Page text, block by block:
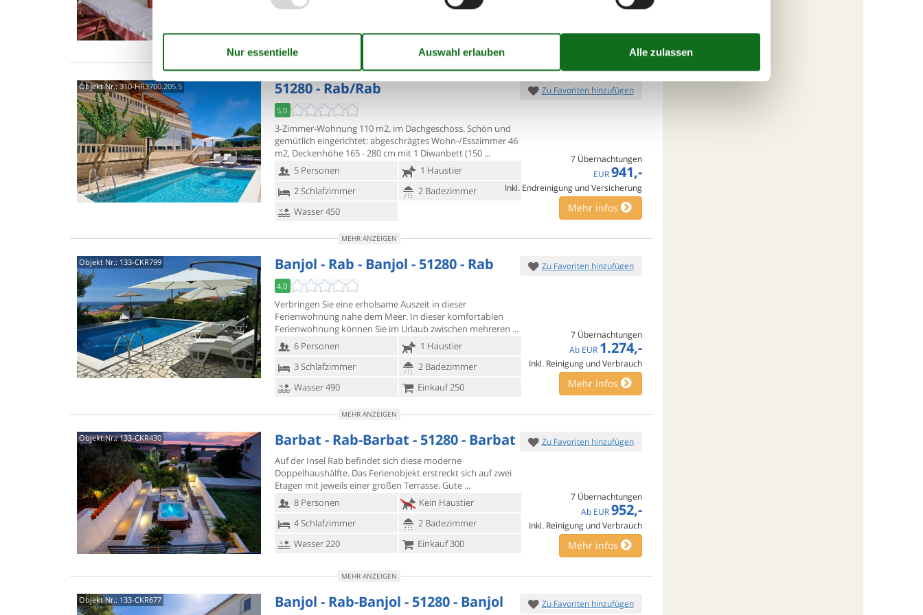
4 Schlafzimmer
8 Badezimmer
Wasser 200
Inkl. Endreinigung
Mehr infos
Objekt Nr.:310-HR3700.205.5 51280 - Rab/Rab
5,0
3-Zimmer-Wohnung 110 m2, im Dachgeschoss. Schön und
gemütlich eingerichtet:abgeschrägtes Wohn-/Esszimmer 46
m2, Deckenhöhe 165 - 280 cm mit 1 Diwanbett (150
5 Personen
1 Haustier
2 Schlafzimmer
2 Badezimmer
Wasser 450
Zu Favoriten hinzufügen
7 Übernachtungen
EUR 941,-
Inkl. Endreinigung und Versicherung
Mehr infos
MEHR ANZEIGEN
Objekt Nr.: 133-CKR799 Banjol - Rab - Banjol - 51280 - Rab
4,0
Verbringen Sie eine erholsame Auszeit in dieser
Ferienwohnung nahe dem Meer. In dieser komfortablen
Ferienwohnung können Sie im Urlaub zwischen mehreren
6 Personen
1 Haustier
3 Schlafzimmer
2 Badezimmer
Wasser 490
Einkauf 250
Zu Favoriten hinzufügen
7 Übernachtungen
Ab EUR 1.274,-
Inkl. Reinigung und Verbrauch
Mehr infos
MEHR ANZEIGEN
Objekt Nr.:133-CKR430 Barbat - Rab-Barbat - 51280 - Barbat
Auf der Insel Rab befindet sich diese moderne
Doppelhaushälfte. Das Ferienobjekt erstreckt sich auf zwei
Etagen mit jeweils einer großen Terrasse. Gute
8 Personen
Kein Haustier
4 Schlafzimmer
2 Badezimmer
Wasser 220
Einkauf 300
Zu Favoriten hinzufügen
7 Übernachtungen
Ab EUR 952,-
Inkl. Reinigung und Verbrauch
Mehr infos
MEHR ANZEIGEN
Objekt Nr.: 133-CKR677 Banjol - Rab-Banjol - 51280 - Banjol Zu Favoriten hinzufügen